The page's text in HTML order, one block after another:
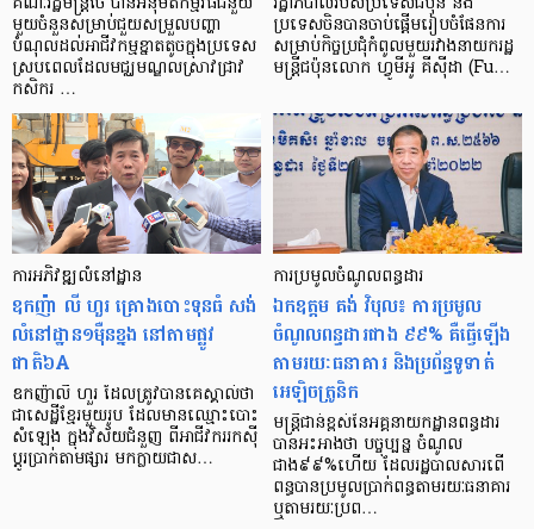
មួយចំនួនសម្រាប់ជួយសម្រួលបញ្ហា
បំណុលដល់អាជីវកម្មខ្នាតតូចក្នុងប្រទេស
ស្របពេលដែលមជ្ឈមណ្ឌលសា្រវជ្រាវ
កសិករ …
ប្រទេសចិនបានចាប់ផ្តើមរៀបចំផែនការ
សម្រាប់កិច្ចប្រជុំកំពូលមួយរវាងនាយករដ្ឋ
មន្ត្រីជប៉ុនលោក ហ្វូមីអូ គីស៊ីដា (Fu…
ការអភិវឌ្ឍ​លំនៅដ្ឋាន​
ឧកញ៉ា លី ហួរ គ្រោងបោះទុនធំ សង់​
លំនៅដ្ឋាន​១ម៉ឺន​ខ្នង នៅតាម​ផ្លូវ​
ជាតិ៦A
ឧកញ៉ាលី ហួរ ដែលត្រូវបានគេស្គាល់ថា
ជាសេដ្ឋីខ្មែរមួយរូប ដែលមានឈ្មោះបោះ
សំឡេង ក្នុងវិស័យជំនួញ ពីអាជីវកររកស៊ី
ប្តូរប្រាក់តាមផ្សារ មកក្លាយជាស…
ការប្រមូលចំណូលពន្ធដារ
ឯកឧត្តម គង់ វិបុល៖ ការប្រមូល
ចំណូលពន្ធដារជាង ៩៩% គឺធ្វើឡើង
តាមរយៈធនាគារ និងប្រព័ន្ធទូទាត់
អេឡិចត្រូនិក
មន្រ្តីជាន់ខ្ពស់នៃអគ្គនាយកដ្ឋានពន្ធដារ
បានអះអាងថា បច្ចុប្បន្ន ចំណូល
ជាង៩៩%ហើយ ដែលរដ្ឋបាលសារពើ
ពន្ធបានប្រមូលប្រាក់ពន្ធតាមរយៈធនាគារ
ឬតាមរយៈប្រព…